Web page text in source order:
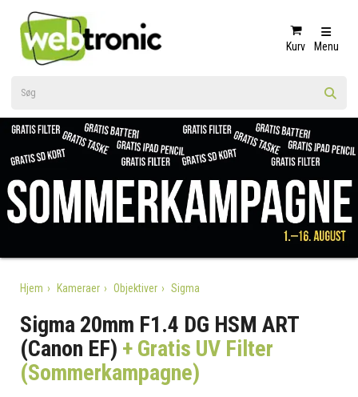
Kurv Menu
Hjem Kameraer Objektiver Sigma
Sigma 20mm F1.4 DG HSM ART
(Canon EF) + Gratis UV Filter
(Sommerkampagne)